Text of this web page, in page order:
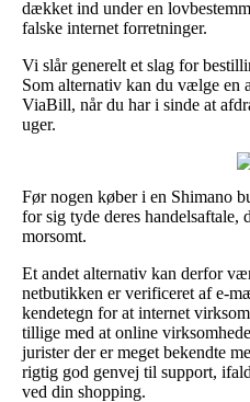
dækket ind under en
falske internet forretninger.
Vi slår generelt et slag for
Som alternativ kan du vælge en
ViaBill, når du har i sinde at
uger.
Før nogen køber i en Shimano
for sig tyde deres
morsomt.
Et andet alternativ kan derfor
netbutikken er verificeret af e-
kendetegn for at internet
tillige med at online
jurister der er meget bekendte
rigtig god genvej til support,
ved din shopping.